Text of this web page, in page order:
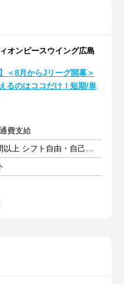
オンピースウイング広島
＜8月からJリーグ開幕＞
るのはココだけ！短期/単
費支給
週1日以上 1日8時間以上 シフト自由・自己申告